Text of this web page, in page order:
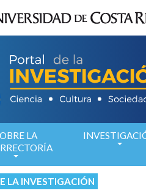
LA
LA INVESTIGACIÓN